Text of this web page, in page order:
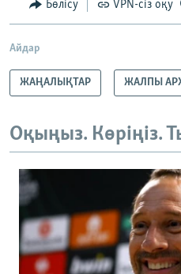
Бөлісу VPN-сіз оқу
Айдар
ЖАҢАЛЫҚТАР ЖАЛПЫ
Оқыңыз. Көріңіз.